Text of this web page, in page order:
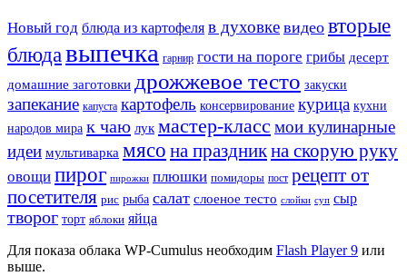
Новый год блюда из картофеля в духовке видео вторые
блюдавыпечка гарнир гости на пороге грибы десерт
домашние заготовки дрожжевое тесто закуски
запекание капуста картофель консервирование курица кухни
народов мира к чаю лук мастер-класс мои кулинарные
идеи мультиварка мясо на праздникна скорую руку
овощи пирог пирожки плюшки помидоры пост рецепт от
посетителя рис рыба салат слоеное тесто слойки суп сыр
творог торт яблоки яйца
Для показа облака WP-Cumulus необходим Flash Player 9 или
выше.